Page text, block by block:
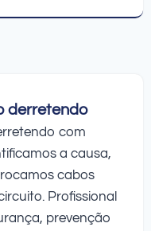
derretendo
com
a causa,
cabos
Profissional
prevenção